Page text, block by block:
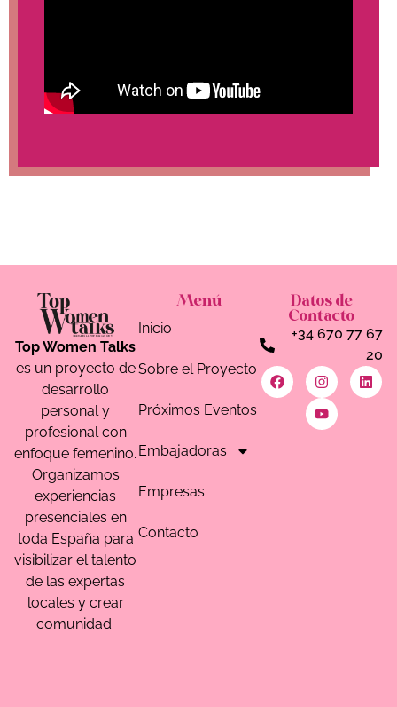
Top Women Talks
es un proyecto de
desarrollo
personal y
profesional con
enfoque femenino.
Organizamos
experiencias
presenciales en
toda España para
visibilizar el talento
de las expertas
locales y crear
comunidad.
Menú
Inicio
Sobre el Proyecto
Próximos Eventos
Embajadoras
Empresas
Contacto
Datos de
Contacto
+34 670 77 67
20